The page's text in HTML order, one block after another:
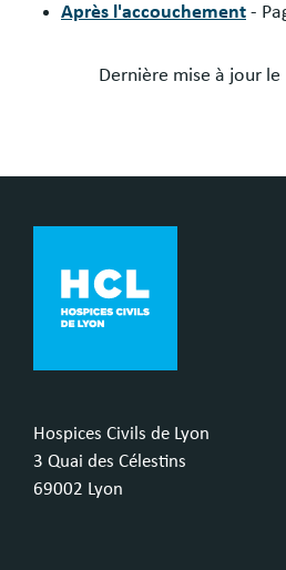
Après l'accouchement -
Dernière mise à jour le
Hospices Civils de Lyon
3 Quai des Célestins
69002 Lyon